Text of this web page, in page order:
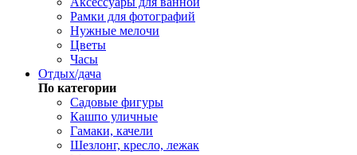
Рамки для фотографий
Нужные мелочи
Цветы
Часы
Отдых/дача
По категории
Садовые фигуры
Кашпо уличные
Гамаки, качели
Шезлонг, кресло, лежак